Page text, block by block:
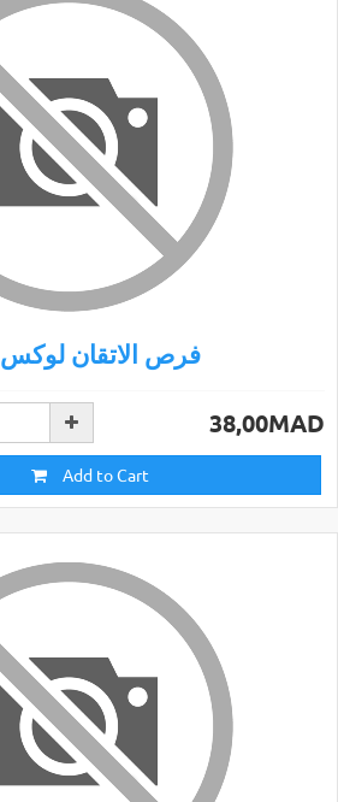
10kg فرص الاتقان لوكس
38,00MAD
Add to Cart